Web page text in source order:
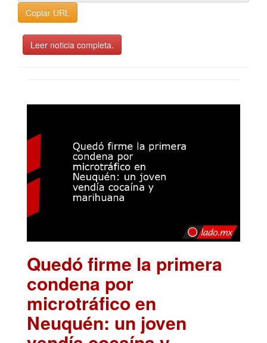
Copiar URL
Leer noticia completa.
Quedó firme la primera
condena por
microtráfico en
Neuquén: un joven